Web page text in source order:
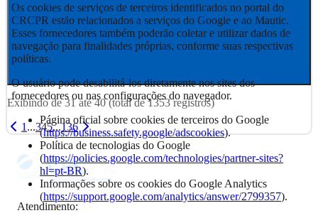
Exibindo de31até40(total de1353registros)
1...345...136
Atendimento:
Os cookies de serviços de terceiros identificados no portal do
CRCPR estão relacionados a serviços do Google e ao Mautic.
Esses fornecedores também poderão coletar e utilizar dados de
navegação para finalidades próprias, conforme suas respectivas
políticas.
O usuário pode desabilitá-los diretamente nos sites dos
fornecedores ou nas configurações do navegador.
Página oficial sobre cookies de terceiros do Google
(https://business.safety.google/adscookies).
Política de tecnologias do Google
(https://policies.google.com/technologies/partner-sites?
hl=pt-BR).
Informações sobre os cookies do Google Analytics
(https://support.google.com/analytics/answer/2799357).